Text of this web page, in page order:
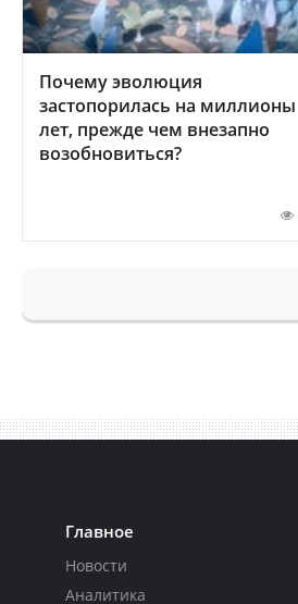
Почему эволюция
застопорилась на миллионы
лет, прежде чем внезапно
возобновиться?
Главное
Новости
Аналитика